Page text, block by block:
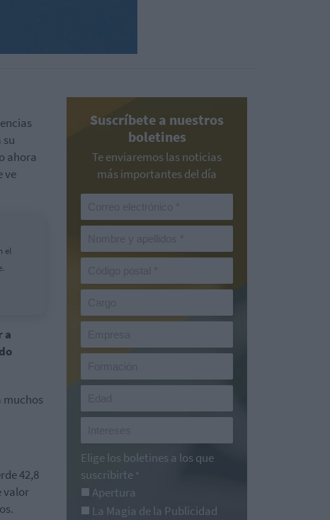
su
ahora
ve
el
a
muchos
42,8
valor
Suscríbete a nuestros
boletines
Te enviaremos las noticias
más importantes del día
Elige los boletines a los que
suscribirte *
Apertura
La Magia de la Publicidad